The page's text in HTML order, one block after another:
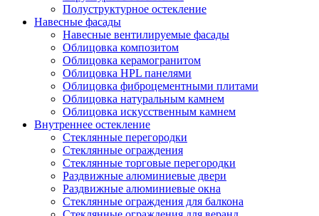
Полуструктурное остекление
Навесные фасады
Навесные вентилируемые фасады
Облицовка композитом
Облицовка керамогранитом
Облицовка HPL панелями
Облицовка фиброцементными плитами
Облицовка натуральным камнем
Облицовка искусственным камнем
Внутреннее остекление
Стеклянные перегородки
Стеклянные ограждения
Стеклянные торговые перегородки
Раздвижные алюминиевые двери
Раздвижные алюминиевые окна
Стеклянные ограждения для балкона